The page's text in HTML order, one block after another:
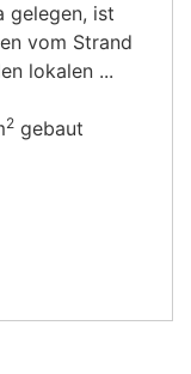
gelegen, ist
vom Strand
lokalen ...
2 gebaut